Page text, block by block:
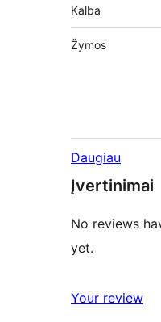
Kalba
Žymos
Daugiau
Įvertinimai
No reviews
yet.
Your review